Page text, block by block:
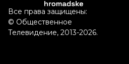
Все права защищены:
© Общественное
Телевидение, 2013-2026.